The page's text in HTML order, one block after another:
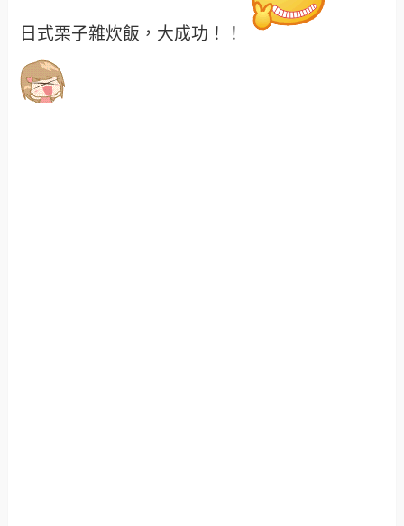
日式栗子雜炊飯，大成功！！